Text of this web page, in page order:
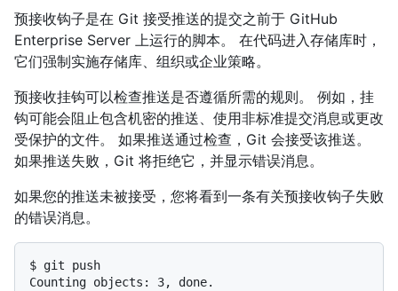
预接收钩子是在 Git 接受推送的提交之前于 GitHub
Enterprise Server 上运行的脚本。 在代码进入存储库时，
它们强制实施存储库、组织或企业策略。
预接收挂钩可以检查推送是否遵循所需的规则。 例如，挂
钩可能会阻止包含机密的推送、使用非标准提交消息或更改
受保护的文件。 如果推送通过检查，Git 会接受该推送。
如果推送失败，Git 将拒绝它，并显示错误消息。
如果您的推送未被接受，您将看到一条有关预接收钩子失败
的错误消息。
$ git push
Counting objects: 3, done.